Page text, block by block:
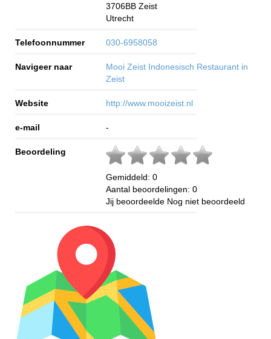
3706BB Zeist
Utrecht
Telefoonnummer 030-6958058
Navigeer naar
Mooi Zeist Indonesisch Restaurant in
Zeist
Website http://www.mooizeist.nl
e-mail -
Beoordeling
Gemiddeld: 0
Aantal beoordelingen: 0
Jij beoordeelde Nog niet beoordeeld